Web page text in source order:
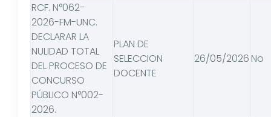
RCF. N°062-
2026-FM-UNC.
DECLARAR LA
NULIDAD TOTAL
DEL PROCESO DE
CONCURSO
PÚBLICO N°002-
2026.
PLAN DE
SELECCION
DOCENTE
26/05/2026 No